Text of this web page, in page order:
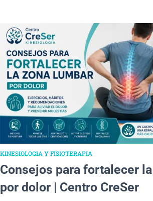
KINESIOLOGIA Y FISIOTERAPIA
Consejos para fortalecer
por dolor | Centro CreSer